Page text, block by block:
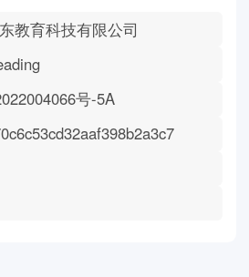
教育科技有限公司
号-5A